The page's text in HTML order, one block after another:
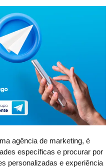
agência de marketing, é
específicas e procurar por
personalizadas e experiência